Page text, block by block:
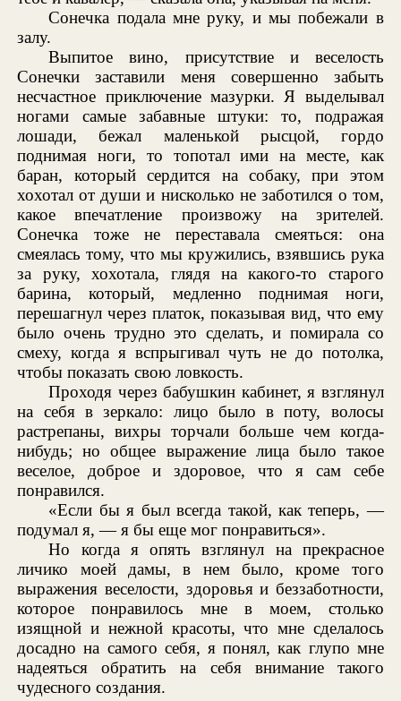
Сонечка подала мне руку, и мы побежали в
залу.
Выпитое вино, присутствие и веселость
Сонечки заставили меня совершенно забыть
несчастное приключение мазурки. Я выделывал
ногами самые забавные штуки: то, подражая
лошади, бежал маленькой рысцой, гордо
поднимая ноги, то топотал ими на месте, как
баран, который сердится на собаку, при этом
хохотал от души и нисколько не заботился о том,
какое впечатление произвожу на зрителей.
Сонечка тоже не переставала смеяться: она
смеялась тому, что мы кружились, взявшись рука
за руку, хохотала, глядя на какого-то старого
барина, который, медленно поднимая ноги,
перешагнул через платок, показывая вид, что ему
было очень трудно это сделать, и помирала со
смеху, когда я вспрыгивал чуть не до потолка,
чтобы показать свою ловкость.
Проходя через бабушкин кабинет, я взглянул
на себя в зеркало: лицо было в поту, волосы
растрепаны, вихры торчали больше чем когда-
нибудь; но общее выражение лица было такое
веселое, доброе и здоровое, что я сам себе
понравился.
«Если бы я был всегда такой, как теперь, —
подумал я, — я бы еще мог понравиться».
Но когда я опять взглянул на прекрасное
личико моей дамы, в нем было, кроме того
выражения веселости, здоровья и беззаботности,
которое понравилось мне в моем, столько
изящной и нежной красоты, что мне сделалось
досадно на самого себя, я понял, как глупо мне
надеяться обратить на себя внимание такого
чудесного создания.